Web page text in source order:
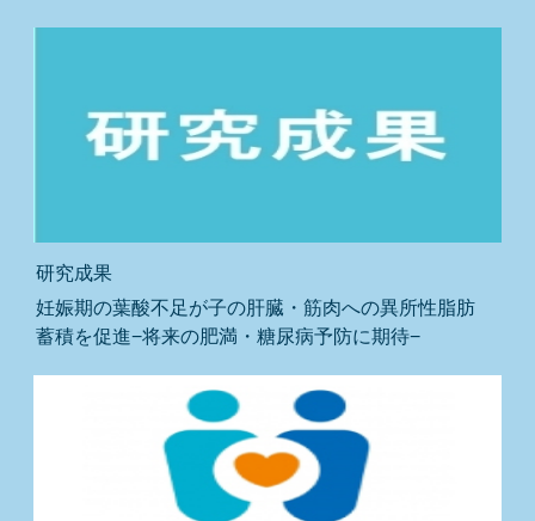
研究成果
妊娠期の葉酸不足が子の肝臓・筋肉への異所性脂肪
蓄積を促進−将来の肥満・糖尿病予防に期待−